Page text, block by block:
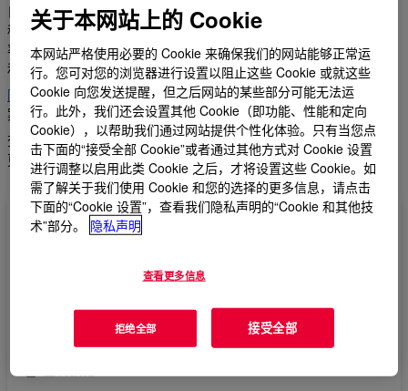
自动洗碗已朝着更高的清洗效率发展——通过使用更少的水和转
移到更凉爽、消耗更少的循环来减少对环境的影响。伴随着效
率，消费者希望其餐盘闪亮干净，具有更快干燥、更好去除干燥
和烫伤污渍或更可持续清洁的优点。
陶氏可为片剂、小袋、凝胶和添加剂提供广泛的自动洗碗解决方
案组合，以满足所有这些需求，如漂洗助剂。
查看下面的选项卡，了解有关片剂、凝胶和漂洗助剂洗碗产品的
更多信息。
登录我们的自动洗碗解决方案产品选择指南，帮助您为消费
关于本网站上的 Cookie
本网站严格使用必要的 Cookie 来确保我们的网站能够正常运
行。您可对您的浏览器进行设置以阻止这些 Cookie 或就这些
Cookie 向您发送提醒，但之后网站的某些部分可能无法运
行。此外，我们还会设置其他 Cookie（即功能、性能和定向
Cookie），以帮助我们通过网站提供个性化体验。只有当您点
击下面的“接受全部 Cookie”或者通过其他方式对 Cookie 设置
进行调整以启用此类 Cookie 之后，才将设置这些 Cookie。如
需了解关于我们使用 Cookie 和您的选择的更多信息，请点击
下面的“Cookie 设置”，查看我们隐私声明的“Cookie 和其他技
术”部分。
隐私声明
查看更多信息
拒绝全部 接受全部